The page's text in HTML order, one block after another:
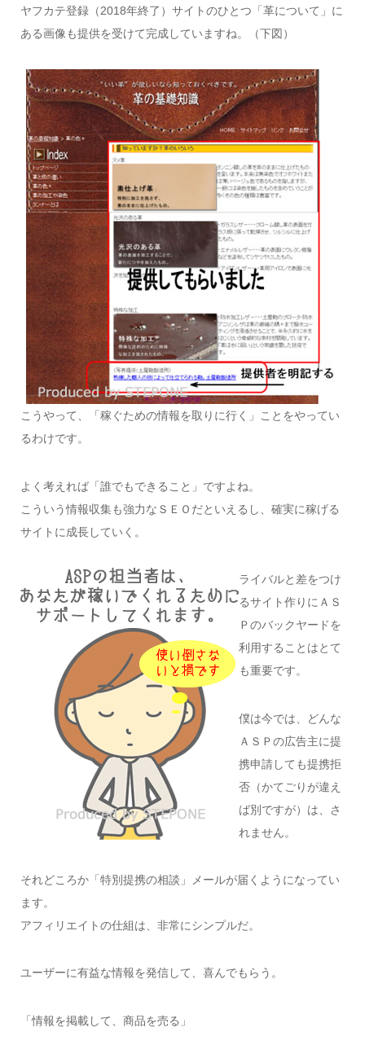
ヤフカテ登録（2018年終了）サイトのひとつ「革について」に
ある画像も提供を受けて完成していますね。（下図）
こうやって、「稼ぐための情報を取りに行く」ことをやってい
るわけです。
よく考えれば「誰でもできること」ですよね。
こういう情報収集も強力なＳＥＯだといえるし、確実に稼げる
サイトに成長していく。
ライバルと差をつけ
るサイト作りにＡＳ
Ｐのバックヤードを
利用することはとて
も重要です。
僕は今では、どんな
ＡＳＰの広告主に提
携申請しても提携拒
否（かてごりが違え
ば別ですが）は、さ
れません。
それどころか「特別提携の相談」メールが届くようになってい
ます。
アフィリエイトの仕組は、非常にシンプルだ。
ユーザーに有益な情報を発信して、喜んでもらう。
「情報を掲載して、商品を売る」